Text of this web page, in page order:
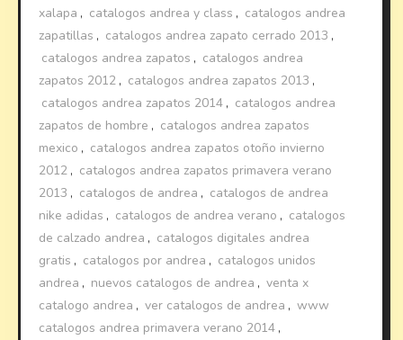
xalapa , catalogos andrea y class , catalogos andrea
zapatillas , catalogos andrea zapato cerrado 2013 ,
catalogos andrea zapatos , catalogos andrea
zapatos 2012 , catalogos andrea zapatos 2013 ,
catalogos andrea zapatos 2014 , catalogos andrea
zapatos de hombre , catalogos andrea zapatos
mexico , catalogos andrea zapatos otoño invierno
2012 , catalogos andrea zapatos primavera verano
2013 , catalogos de andrea , catalogos de andrea
nike adidas , catalogos de andrea verano , catalogos
de calzado andrea , catalogos digitales andrea
gratis , catalogos por andrea , catalogos unidos
andrea , nuevos catalogos de andrea , venta x
catalogo andrea , ver catalogos de andrea , www
catalogos andrea primavera verano 2014 ,